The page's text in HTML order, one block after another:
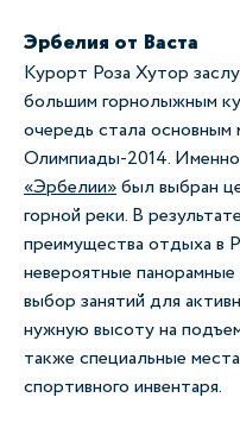
Эрбелия от Васта
Курорт Роза Хутор
большим горнолыжным
очередь стала основным
Олимпиады-2014.
«Эрбелии»был выбран
горной реки. В
преимущества отдыха в
невероятные
выбор занятий для
нужную высоту на
также специальные
спортивного инвентаря.